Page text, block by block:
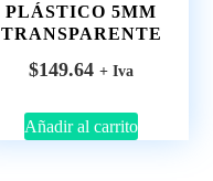
PLÁSTICO 5MM
TRANSPARENTE
$149.64 + Iva
Añadir al carrito